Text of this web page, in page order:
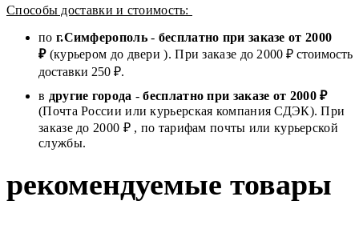
Способы доставки и стоимость:
по г.Симферополь- бесплатно при заказе от 2000
₽(курьером до двери ). При заказе до 2000 ₽ стоимость
доставки 250 ₽.
в другие города -бесплатно при заказе от 2000 ₽
(Почта России или курьерская компания СДЭК). При
заказе до 2000 ₽ , по тарифам почты или курьерской
службы.
рекомендуемые товары